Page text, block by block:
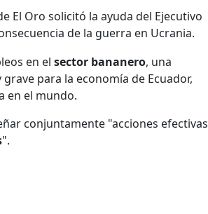
El Oro solicitó la ayuda del Ejecutivo
de la guerra en Ucrania.
en el sector bananero, una
grave para la economía de Ecuador,
en el mundo.
conjuntamente "acciones efectivas
".